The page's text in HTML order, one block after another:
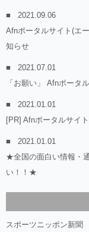
2021.09.06
Afnポータルサイト(エ
知らせ
2021.07.01
「お願い」 Afnポータ
2021.01.01
[PR] Afnポータルサイ
2021.01.01
★全国の面白い情報・
い！！★
スポーツニッポン新聞